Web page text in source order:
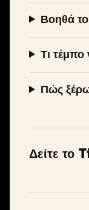
Βοηθά
Τι
Πώς ξέρω
Δείτε το